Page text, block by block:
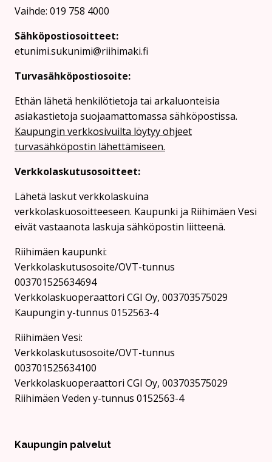
Vaihde: 019 758 4000
Sähköpostiosoitteet:
etunimi.sukunimi@riihimaki.fi
Turvasähköpostiosoite:
Ethän lähetä henkilötietoja tai arkaluonteisia
asiakastietoja suojaamattomassa sähköpostissa.
Kaupungin verkkosivuilta löytyy ohjeet
turvasähköpostin lähettämiseen.
Verkkolaskutusosoitteet:
Lähetä laskut verkkolaskuina
verkkolaskuosoitteeseen. Kaupunki ja Riihimäen Vesi
eivät vastaanota laskuja sähköpostin liitteenä.
Riihimäen kaupunki:
Verkkolaskutusosoite/OVT-tunnus
003701525634694
Verkkolaskuoperaattori CGI Oy, 003703575029
Kaupungin y-tunnus 0152563-4
Rii­hi­mäen Vesi:
Verkkolaskutusosoite/OVT-tunnus
003701525634100
Verkkolaskuoperaattori CGI Oy, 003703575029
Riihimäen Veden y-tunnus 0152563-4
Kaupungin palvelut